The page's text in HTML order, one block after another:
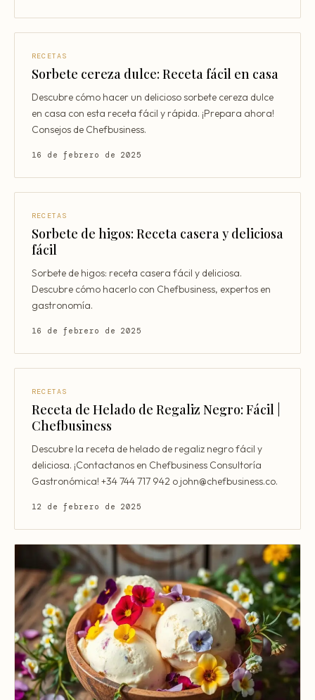
RECETAS
Sorbete cereza dulce: Receta fácil en casa
Descubre cómo hacer un delicioso sorbete cereza dulce
en casa con esta receta fácil y rápida. ¡Prepara ahora!
Consejos de Chefbusiness.
16 de febrero de 2025
RECETAS
Sorbete de higos: Receta casera y deliciosa
fácil
Sorbete de higos: receta casera fácil y deliciosa.
Descubre cómo hacerlo con Chefbusiness, expertos en
gastronomía.
16 de febrero de 2025
RECETAS
Receta de Helado de Regaliz Negro: Fácil |
Chefbusiness
Descubre la receta de helado de regaliz negro fácil y
deliciosa. ¡Contactanos en Chefbusiness Consultoría
Gastronómica! +34 744 717 942 o john@chefbusiness.co.
12 de febrero de 2025